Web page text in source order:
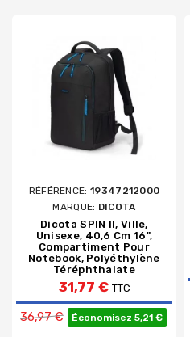
RÉFÉRENCE: 19347212000
MARQUE: DICOTA
Dicota SPIN II, Ville,
Unisexe, 40,6 Cm 16",
Compartiment Pour
Notebook, Polyéthylène
Téréphthalate
31,77 € TTC
Prix de base
36,97 € Économisez 5,21 €